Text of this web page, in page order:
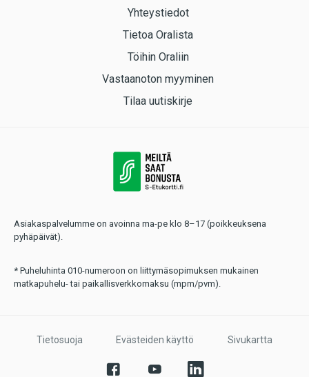
Yhteystiedot
Tietoa Oralista
Töihin Oraliin
Vastaanoton myyminen
Tilaa uutiskirje
Asiakaspalvelumme on avoinna ma-pe klo 8–17 (poikkeuksena
pyhäpäivät).
* Puheluhinta 010-numeroon on liittymäsopimuksen mukainen
matkapuhelu- tai paikallisverkkomaksu (mpm/pvm).
Tietosuoja Evästeiden käyttö Sivukartta